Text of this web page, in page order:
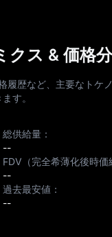
ス & 価格
歴など、主要なトケ
す。
総供給量：
--
FDV（完全希薄化後時価
--
過去最安値：
--